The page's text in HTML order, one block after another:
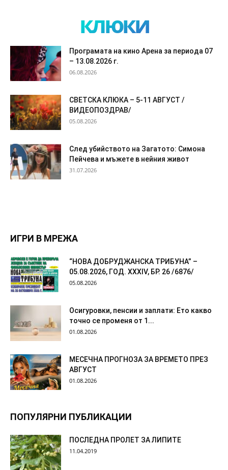
клюки
Програмата на кино Арена за периода 07
– 13.08.2026 г.
06.08.2026
СВЕТСКА КЛЮКА – 5-11 АВГУСТ /
ВИДЕОПОЗДРАВ/
05.08.2026
След убийството на Загатото: Симона
Пейчева и мъжете в нейния живот
31.07.2026
ИГРИ В МРЕЖА
“НОВА ДОБРУДЖАНСКА ТРИБУНА” –
05.08.2026, ГОД. XXХIV, БР. 26 /6876/
05.08.2026
Осигуровки, пенсии и заплати: Ето какво
точно се променя от 1...
01.08.2026
МЕСЕЧНА ПРОГНОЗА ЗА ВРЕМЕТО ПРЕЗ
АВГУСТ
01.08.2026
ПОПУЛЯРНИ ПУБЛИКАЦИИ
ПОСЛЕДНА ПРОЛЕТ ЗА ЛИПИТЕ
11.04.2019